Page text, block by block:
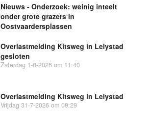
Nieuws - Onderzoek: weinig inteelt
onder grote grazers in
Oostvaardersplassen
Overlastmelding Kitsweg in Lelystad
gesloten
Zaterdag 1-8-2026 om 11:40
Overlastmelding Kitsweg in Lelystad
Vrijdag 31-7-2026 om 09:29